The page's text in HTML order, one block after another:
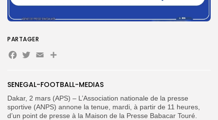
SENEGAL-FOOTBALL-MEDIAS
Dakar, 2 mars (APS) – L’Association nationale de la presse
sportive (ANPS) annone la tenue, mardi, à partir de 11 heures,
d’un point de presse à la Maison de la Presse Babacar Touré.
PARTAGER
Facebook
Twitter
EmailPartager